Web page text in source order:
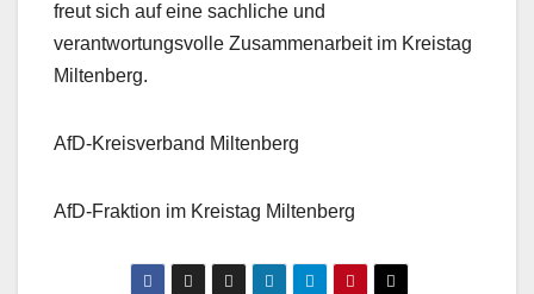
freut sich auf eine sachliche und
verantwortungsvolle Zusammenarbeit im Kreistag
Miltenberg.
AfD-Kreisverband Miltenberg
AfD-Fraktion im Kreistag Miltenberg